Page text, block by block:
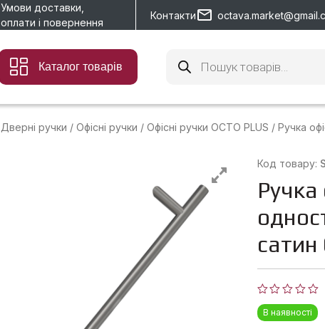
Умови доставки,
оплати і повернення
Контакти
Каталог товарів
товарів
Дверні ручки / Офісні ручки / Офісні ручки OCTO PLUS / Ручка
Код товару:
Ручка
Оцінено
в
0
В наявності